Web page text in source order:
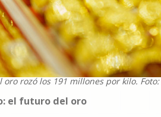
rozó los 191 millones por kilo. Foto:
el futuro del oro